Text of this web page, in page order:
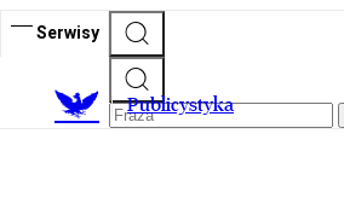
Serwisy
Publicystyka